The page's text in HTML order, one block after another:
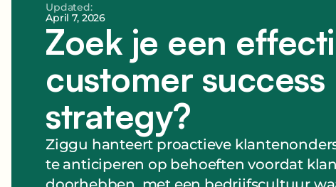
Updated:
April 7, 2026
Zoek je een
customer success
strategy?
Ziggu hanteert proactieve
te anticiperen op behoeften voordat